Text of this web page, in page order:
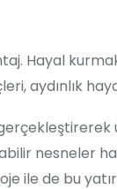
Hayal
aydınlık
nesneler
ile de bu